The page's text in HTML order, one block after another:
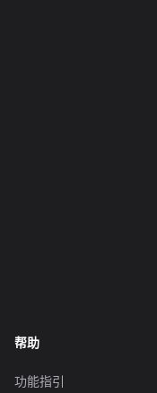
帮助
功能指引